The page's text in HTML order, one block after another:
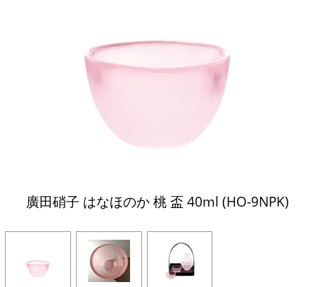
廣田硝子 はなほのか 桃 盃 40ml (HO-9NPK)